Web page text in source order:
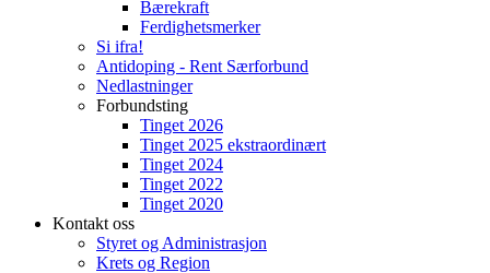
Bærekraft
Ferdighetsmerker
Si ifra!
Antidoping - Rent Særforbund
Nedlastninger
Forbundsting
Tinget 2026
Tinget 2025 ekstraordinært
Tinget 2024
Tinget 2022
Tinget 2020
Kontakt oss
Styret og Administrasjon
Krets og Region